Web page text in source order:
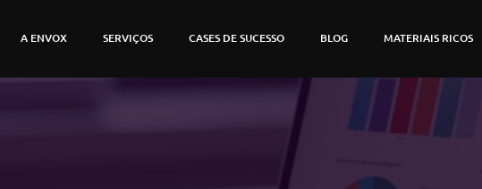
A ENVOX SERVIÇOS CASES DE SUCESSO BLOG MATERIAIS RICOS